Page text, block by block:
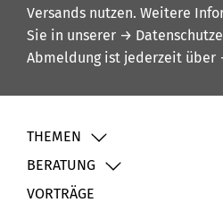
Versands nutzen. Weitere
Sie in unserer →
Abmeldung ist jederzeit über
THEMEN
BERATUNG
VORTRÄGE